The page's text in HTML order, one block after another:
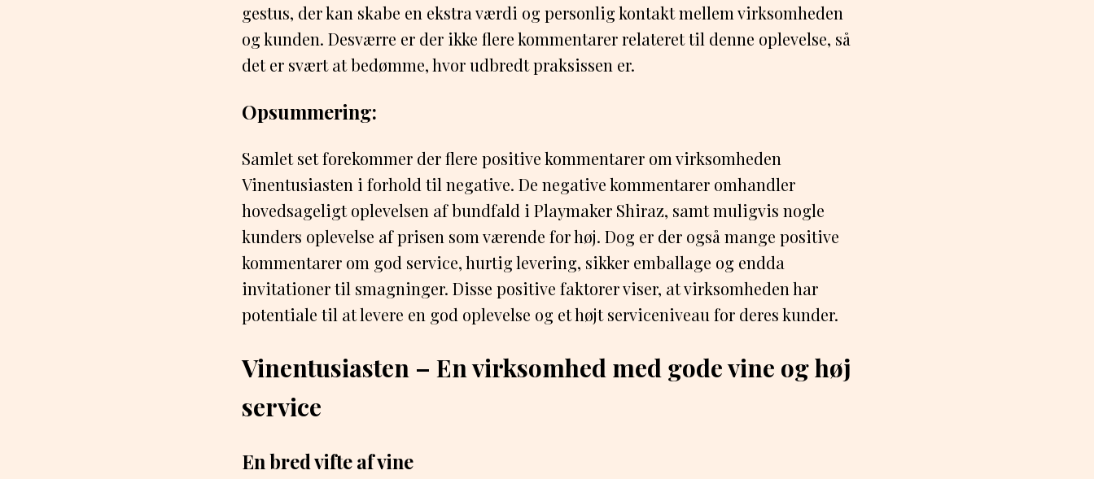
gestus, der kan skabe en ekstra værdi og personlig kontakt mellem virksomheden
og kunden. Desværre er der ikke flere kommentarer relateret til denne oplevelse, så
det er svært at bedømme, hvor udbredt praksissen er.
Opsummering:
Samlet set forekommer der flere positive kommentarer om virksomheden
Vinentusiasten i forhold til negative. De negative kommentarer omhandler
hovedsageligt oplevelsen af bundfald i Playmaker Shiraz, samt muligvis nogle
kunders oplevelse af prisen som værende for høj. Dog er der også mange positive
kommentarer om god service, hurtig levering, sikker emballage og endda
invitationer til smagninger. Disse positive faktorer viser, at virksomheden har
potentiale til at levere en god oplevelse og et højt serviceniveau for deres kunder.
Vinentusiasten – En virksomhed med gode vine og høj
service
En bred vifte af vine